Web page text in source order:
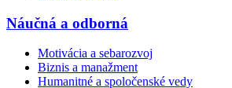
Náučná a odborná
Motivácia a sebarozvoj
Biznis a manažment
Humanitné a spoločenské vedy